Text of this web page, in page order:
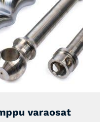
varaosat